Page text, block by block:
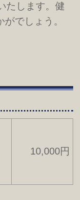
たします。健
でしょう。
10,000円